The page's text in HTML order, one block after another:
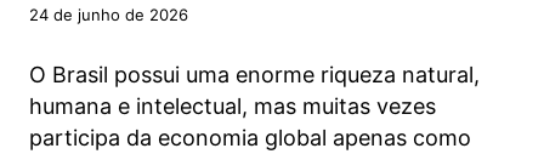
24 de junho de 2026
O Brasil possui uma enorme riqueza natural,
humana e intelectual, mas muitas vezes
participa da economia global apenas como